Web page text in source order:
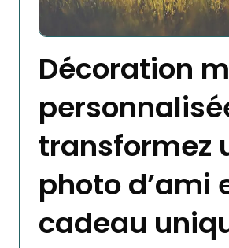
Décoration
transformez
photo d’ami
cadeau